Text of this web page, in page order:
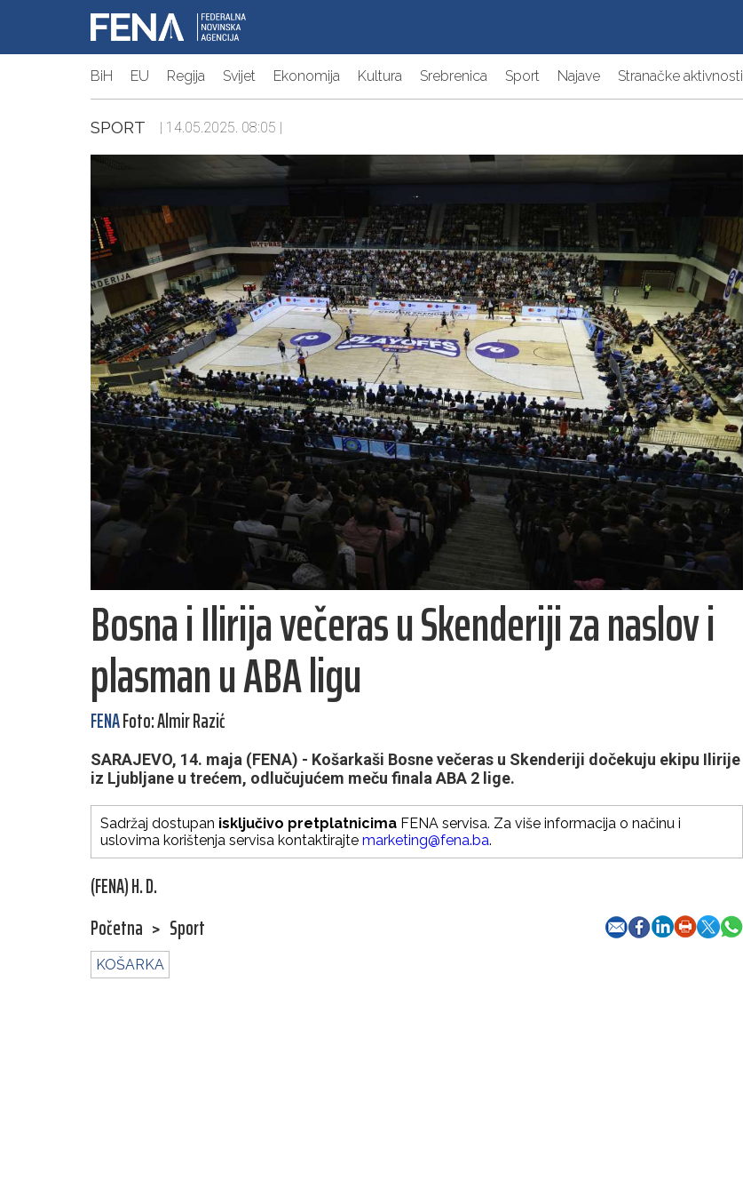
BiH EU Regija Svijet Ekonomija Kultura Srebrenica Sport Najave Stranačke aktivnosti
SPORT | 14.05.2025. 08:05 |
Bosna i Ilirija večeras u Skenderiji za naslov i
plasman u ABA ligu
FENAFoto: Almir Razić
SARAJEVO, 14. maja (FENA) - Košarkaši Bosne večeras u Skenderiji dočekuju ekipu Ilirije
iz Ljubljane u trećem, odlučujućem meču finala ABA 2 lige.
Sadržaj dostupan isključivo pretplatnicima FENA servisa. Za više informacija o načinu i
uslovima korištenja servisa kontaktirajte marketing@fena.ba.
(FENA) H. D.
Početna > Sport
KOŠARKA